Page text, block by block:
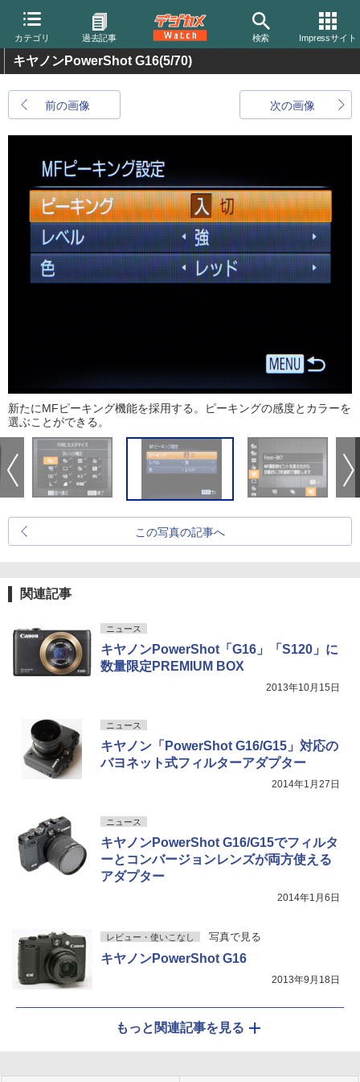
カテゴリ 過去記事 検索 Impressサイト
キヤノンPowerShot G16(5/70)
前の画像 次の画像
新たにMFピーキング機能を採用する。ピーキングの感度とカラーを
選ぶことができる。
この写真の記事へ
関連記事
ニュース
キヤノンPowerShot「G16」「S120」に
数量限定PREMIUM BOX
2013年10月15日
ニュース
キヤノン「PowerShot G16/G15」対応の
バヨネット式フィルターアダプター
2014年1月27日
ニュース
キヤノンPowerShot G16/G15でフィルタ
ーとコンバージョンレンズが両方使える
アダプター
2014年1月6日
レビュー・使いこなし 写真で見る
キヤノンPowerShot G16
2013年9月18日
もっと関連記事を見る